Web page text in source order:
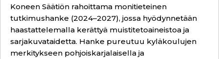
Koneen Säätiön rahoittama monitieteinen
tutkimushanke (2024–2027), jossa hyödynnetään
haastattelemalla kerättyä muistitetoaineistoa ja
sarjakuvataidetta. Hanke pureutuu kyläkoulujen
merkitykseen pohjoiskarjalaisella ja